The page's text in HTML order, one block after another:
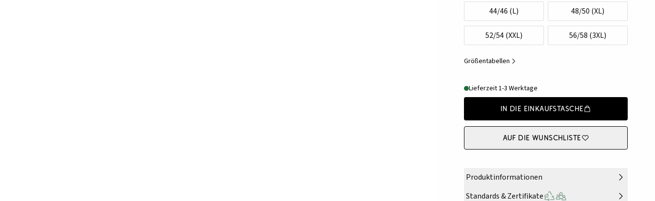
44/46 (L) 48/50 (XL)
52/54 (XXL) 56/58 (3XL)
Größentabellen
Lieferzeit 1-3 Werktage
In die Einkaufstasche
Auf die Wunschliste
Produktinformationen
Standards & Zertifikate